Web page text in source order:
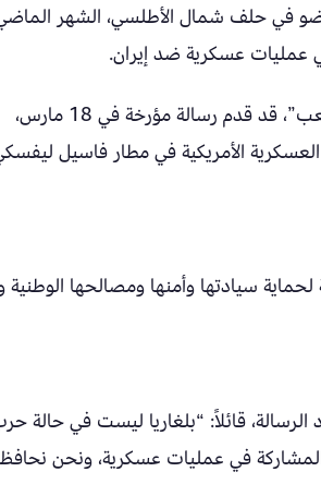
العضو في حلف شمال الأطلسي، الشهر
عمليات عسكرية ضد إيران.
وكان ستانيسلاف بالانوف، عضو البرلمان عن حزب “هناك مثل هذا الشعب”، قد قدم رسالة مؤرخة في 18 مارس،
الأمريكية في مطار فاسيل
سيادتها وأمنها ومصالحها الوطنية
قائلاً: “بلغاريا ليست في حالة
المشاركة في عمليات عسكرية، ونحن نحافظ